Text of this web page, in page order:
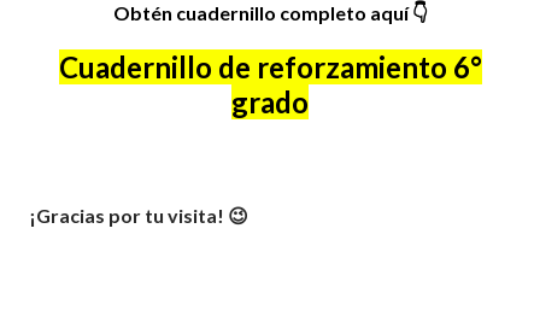
Obtén cuadernillo completo aquí👇
Cuadernillo de reforzamiento 6°
grado
¡Gracias por tu visita! 😉